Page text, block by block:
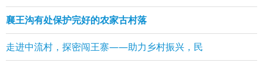
襄王沟有处保护完好的农家古村落
走进中流村，探密闯王寨——助力乡村振兴，民